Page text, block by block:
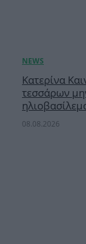
Κατερίνα
τεσσάρων
08.08.2026